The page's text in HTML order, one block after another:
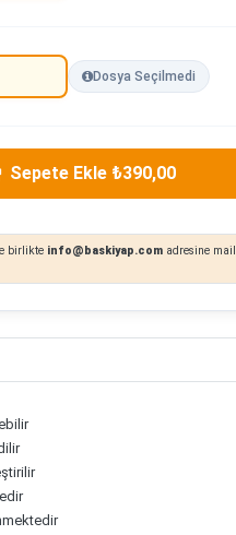
Dosya Seçilmedi
Sepete Ekle ₺390,00
birlikte info@baskiyap.com adresine mail